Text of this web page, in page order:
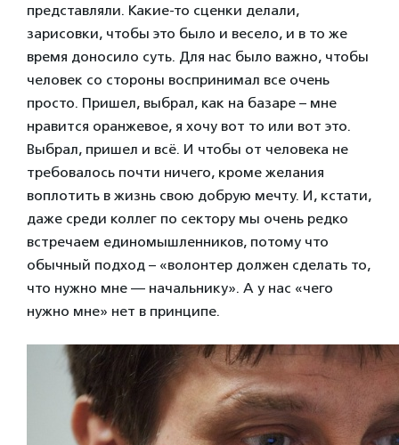
представляли. Какие-то сценки делали,
зарисовки, чтобы это было и весело, и в то же
время доносило суть. Для нас было важно, чтобы
человек со стороны воспринимал все очень
просто. Пришел, выбрал, как на базаре – мне
нравится оранжевое, я хочу вот то или вот это.
Выбрал, пришел и всё. И чтобы от человека не
требовалось почти ничего, кроме желания
воплотить в жизнь свою добрую мечту. И, кстати,
даже среди коллег по сектору мы очень редко
встречаем единомышленников, потому что
обычный подход – «волонтер должен сделать то,
что нужно мне — начальнику». А у нас «чего
нужно мне» нет в принципе.